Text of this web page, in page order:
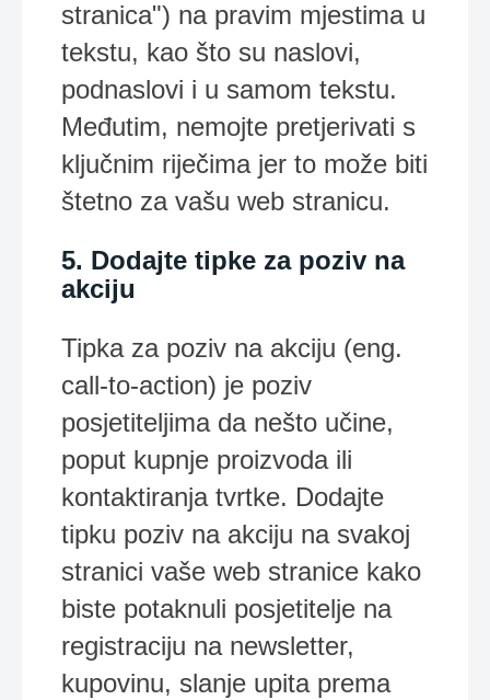
stranica") na pravim mjestima u
tekstu, kao što su naslovi,
podnaslovi i u samom tekstu.
Međutim, nemojte pretjerivati s
ključnim riječima jer to može biti
štetno za vašu web stranicu.
5. Dodajte tipke za poziv na
akciju
Tipka za poziv na akciju (eng.
call-to-action) je poziv
posjetiteljima da nešto učine,
poput kupnje proizvoda ili
kontaktiranja tvrtke. Dodajte
tipku poziv na akciju na svakoj
stranici vaše web stranice kako
biste potaknuli posjetitelje na
registraciju na newsletter,
kupovinu, slanje upita prema